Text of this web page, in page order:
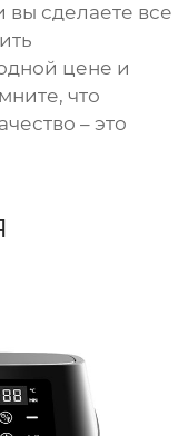
вы сделаете все
цене и
что
– это